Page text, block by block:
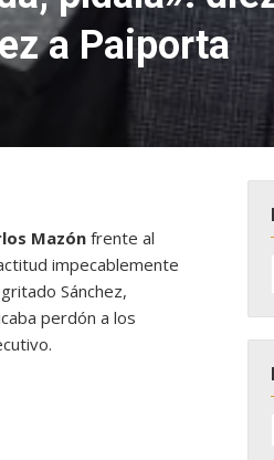
a Paiporta
Mazónfrente al
impecablemente
Sánchez,
perdón a los